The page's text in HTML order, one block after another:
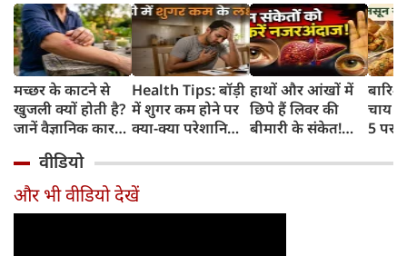
मच्छर के काटने से
खुजली क्यों होती है?
जानें वैज्ञानिक कारण
Health Tips: बॉड़ी
में शुगर कम होने पर
क्या-क्या परेशानियां
बातें
हाथों और आंखों में
छिपे हैं लिवर की
बीमारी के संकेत!
नजरअंदाज
चाय
5
वीडियो
और भी वीडियो देखें